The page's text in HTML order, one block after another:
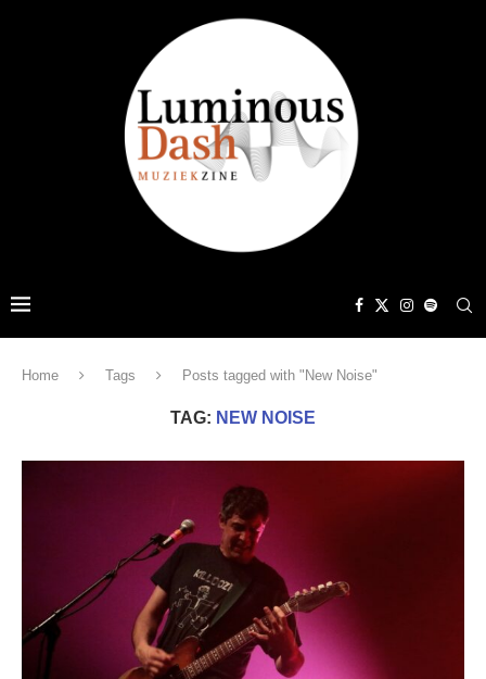
Home Tags Posts tagged with "New Noise"
TAG: NEW NOISE